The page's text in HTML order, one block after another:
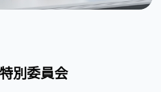
別委員会